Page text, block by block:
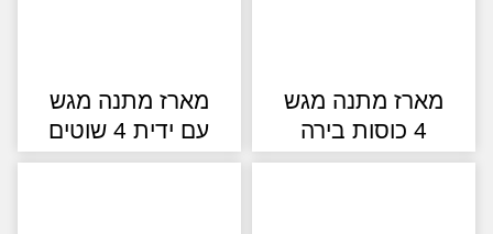
מתנה מגש
מארז מתנה מגש
עם ידית 4 שוטים